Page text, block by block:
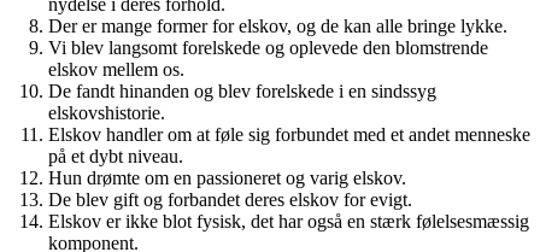
Der er mange former for elskov, og de kan alle bringe lykke.
Vi blev langsomt forelskede og oplevede den blomstrende
elskov mellem os.
De fandt hinanden og blev forelskede i en sindssyg
elskovshistorie.
Elskov handler om at føle sig forbundet med et andet menneske
på et dybt niveau.
Hun drømte om en passioneret og varig elskov.
De blev gift og forbandet deres elskov for evigt.
Elskov er ikke blot fysisk, det har også en stærk følelsesmæssig
komponent.